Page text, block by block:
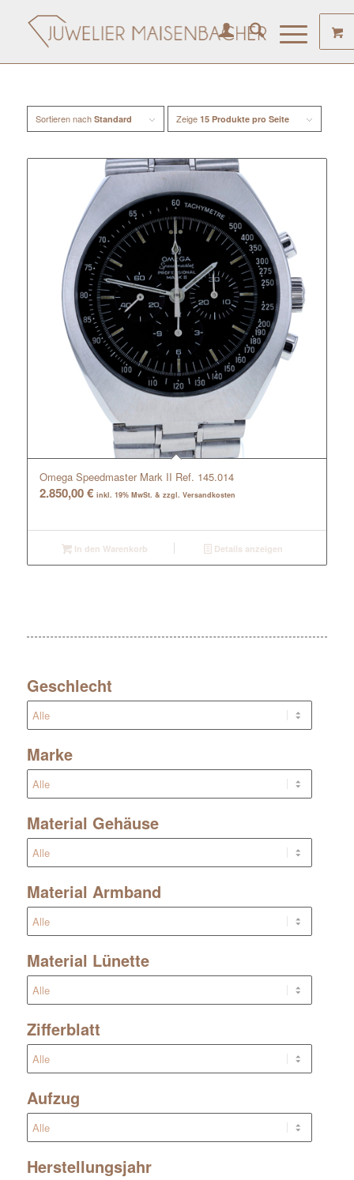
Sortieren nach Standard Zeige 15 Produkte pro Seite
Omega Speedmaster Mark II Ref. 145.014
2.850,00€ inkl. 19% MwSt. & zzgl. Versandkosten
In den Warenkorb Details anzeigen
Geschlecht
Marke
Material Gehäuse
Material Armband
Material Lünette
Zifferblatt
Aufzug
Herstellungsjahr